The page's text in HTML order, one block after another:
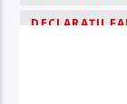
DECLARAȚII